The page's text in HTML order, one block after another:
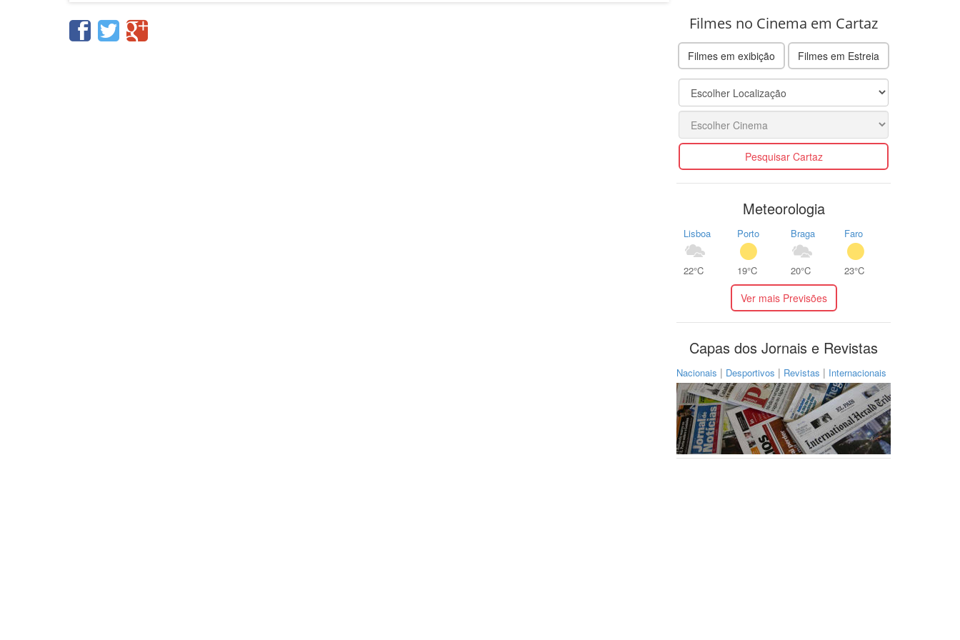
Filmes no Cinema em Cartaz
Filmes em exibição Filmes em Estreia
Pesquisar Cartaz
Meteorologia
Lisboa
22°C
Porto
19°C
Braga
20°C
Faro
23°C
Ver mais Previsões
Capas dos Jornais e Revistas
Nacionais | Desportivos | Revistas | Internacionais